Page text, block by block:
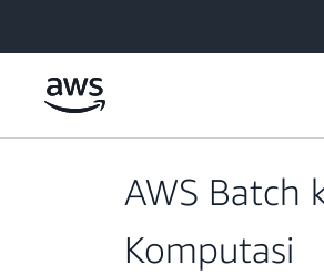
AWS Batch
Komputasi